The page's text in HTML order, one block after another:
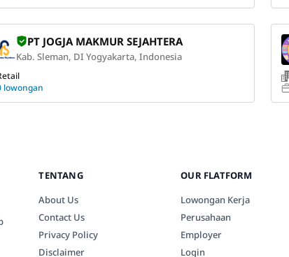
PT JOGJA MAKMUR SEJAHTERA
Kab. Sleman, DI Yogyakarta, Indonesia
lowongan
TENTANG
About Us
Contact Us
Privacy Policy
Disclaimer
OUR FLATFORM
Lowongan Kerja
Perusahaan
Employer
Login